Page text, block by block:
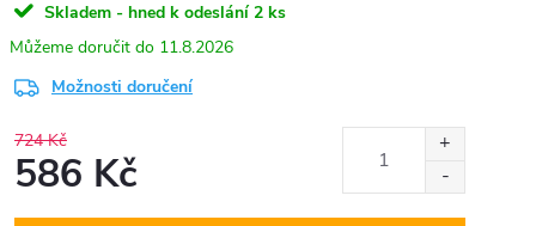
Skladem - hned k odeslání 2 ks
11.8.2026
Možnosti doručení
724 Kč
586 Kč